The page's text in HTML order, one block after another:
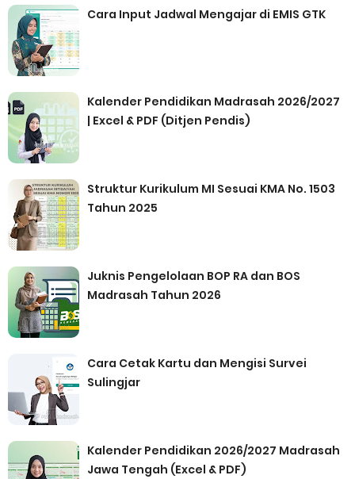
Cara Input Jadwal Mengajar di EMIS GTK
Kalender Pendidikan Madrasah 2026/2027
| Excel & PDF (Ditjen Pendis)
Struktur Kurikulum MI Sesuai KMA No. 1503
Tahun 2025
Juknis Pengelolaan BOP RA dan BOS
Madrasah Tahun 2026
Cara Cetak Kartu dan Mengisi Survei
Sulingjar
Kalender Pendidikan 2026/2027 Madrasah
Jawa Tengah (Excel & PDF)